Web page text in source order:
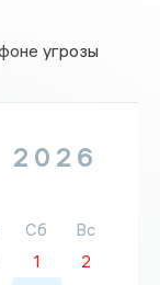
угрозы
2026
Сб
Вс
1
2